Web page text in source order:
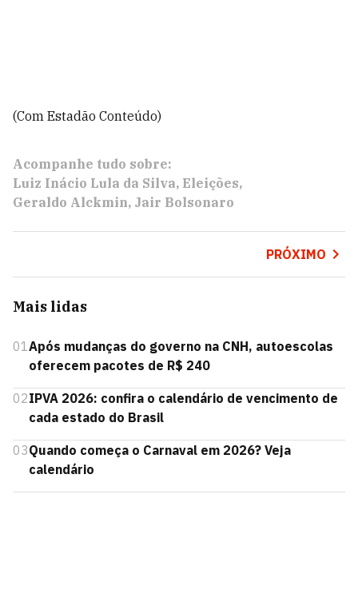
(Com Estadão Conteúdo)
Acompanhe tudo sobre:
Luiz Inácio Lula da Silva Eleições
Geraldo Alckmin Jair Bolsonaro
PRÓXIMO
Mais lidas
01Após mudanças do governo na CNH, autoescolas
oferecem pacotes de R$ 240
02IPVA 2026: confira o calendário de vencimento de
cada estado do Brasil
03Quando começa o Carnaval em 2026? Veja
calendário